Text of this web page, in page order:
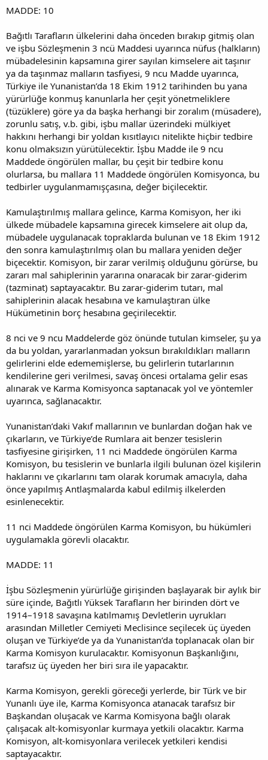
MADDE: 10
Bağıtlı Tarafların ülkelerini daha önceden bırakıp gitmiş olan
ve işbu Sözleşmenin 3 ncü Maddesi uyarınca nüfus (halkların)
mübadelesinin kapsamına girer sayılan kimselere ait taşınır
ya da taşınmaz malların tasfiyesi, 9 ncu Madde uyarınca,
Türkiye ile Yunanistan’da 18 Ekim 1912 tarihinden bu yana
yürürlüğe konmuş kanunlarla her çeşit yönetmeliklere
(tüzüklere) göre ya da başka herhangi bir zoralım (müsadere),
zorunlu satış, v.b. gibi, işbu mallar üzerindeki mülkiyet
hakkını herhangi bir yoldan kısıtlayıcı nitelikte hiçbir tedbire
konu olmaksızın yürütülecektir. İşbu Madde ile 9 ncu
Maddede öngörülen mallar, bu çeşit bir tedbire konu
olurlarsa, bu mallara 11 Maddede öngörülen Komisyonca, bu
tedbirler uygulanmamışçasına, değer biçilecektir.
Kamulaştırılmış mallara gelince, Karma Komisyon, her iki
ülkede mübadele kapsamına girecek kimselere ait olup da,
mübadele uygulanacak topraklarda bulunan ve 18 Ekim 1912
den sonra kamulaştırılmış olan bu mallara yeniden değer
biçecektir. Komisyon, bir zarar verilmiş olduğunu görürse, bu
zararı mal sahiplerinin yararına onaracak bir zarar-giderim
(tazminat) saptayacaktır. Bu zarar-giderim tutarı, mal
sahiplerinin alacak hesabına ve kamulaştıran ülke
Hükümetinin borç hesabına geçirilecektir.
8 nci ve 9 ncu Maddelerde göz önünde tutulan kimseler, şu ya
da bu yoldan, yararlanmadan yoksun bırakıldıkları malların
gelirlerini elde edememişlerse, bu gelirlerin tutarlarının
kendilerine geri verilmesi, savaş öncesi ortalama gelir esas
alınarak ve Karma Komisyonca saptanacak yol ve yöntemler
uyarınca, sağlanacaktır.
Yunanistan’daki Vakıf mallarının ve bunlardan doğan hak ve
çıkarların, ve Türkiye’de Rumlara ait benzer tesislerin
tasfiyesine girişirken, 11 nci Maddede öngörülen Karma
Komisyon, bu tesislerin ve bunlarla ilgili bulunan özel kişilerin
haklarını ve çıkarlarını tam olarak korumak amacıyla, daha
önce yapılmış Antlaşmalarda kabul edilmiş ilkelerden
esinlenecektir.
11 nci Maddede öngörülen Karma Komisyon, bu hükümleri
uygulamakla görevli olacaktır.
MADDE: 11
İşbu Sözleşmenin yürürlüğe girişinden başlayarak bir aylık bir
süre içinde, Bağıtlı Yüksek Tarafların her birinden dört ve
1914–1918 savaşına katılmamış Devletlerin uyrukları
arasından Milletler Cemiyeti Meclisince seçilecek üç üyeden
oluşan ve Türkiye’de ya da Yunanistan’da toplanacak olan bir
Karma Komisyon kurulacaktır. Komisyonun Başkanlığını,
tarafsız üç üyeden her biri sıra ile yapacaktır.
Karma Komisyon, gerekli göreceği yerlerde, bir Türk ve bir
Yunanlı üye ile, Karma Komisyonca atanacak tarafsız bir
Başkandan oluşacak ve Karma Komisyona bağlı olarak
çalışacak alt-komisyonlar kurmaya yetkili olacaktır. Karma
Komisyon, alt-komisyonlara verilecek yetkileri kendisi
saptayacaktır.